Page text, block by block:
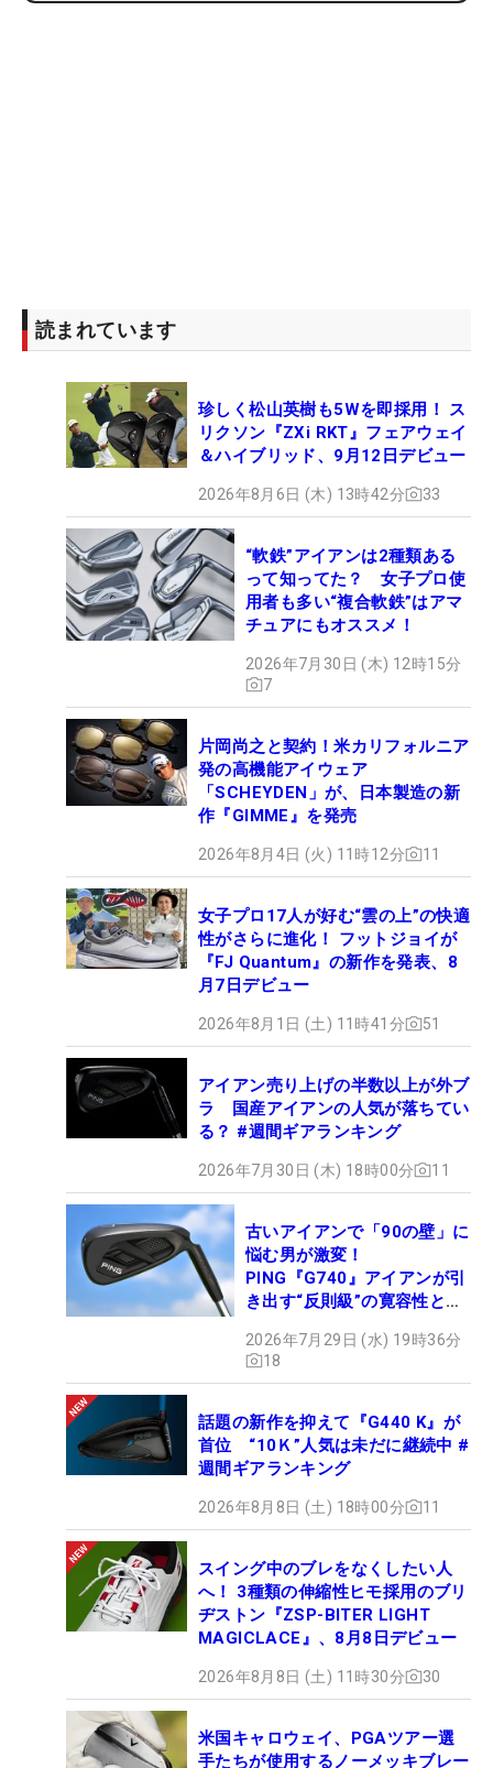
読まれています
珍しく松山英樹も5Wを即採用！ ス
リクソン『ZXi RKT』フェアウェイ
＆ハイブリッド、9月12日デビュー
2026年8月6日 (木) 13時42分 33
“軟鉄”アイアンは2種類ある
って知ってた？ 女子プロ使
用者も多い“複合軟鉄”はアマ
チュアにもオススメ！
2026年7月30日 (木) 12時15分
7
片岡尚之と契約！米カリフォルニア
発の高機能アイウェア
「SCHEYDEN」が、日本製造の新
作『GIMME』を発売
2026年8月4日 (火) 11時12分 11
女子プロ17人が好む“雲の上”の快適
性がさらに進化！ フットジョイが
『FJ Quantum』の新作を発表、8
月7日デビュー
2026年8月1日 (土) 11時41分 51
アイアン売り上げの半数以上が外ブ
ラ 国産アイアンの人気が落ちてい
る？ #週間ギアランキング
2026年7月30日 (木) 18時00分 11
古いアイアンで「90の壁」に
悩む男が激変！
PING『G740』アイアンが引
き出す“反則級”の寛容性と飛
2026年7月29日 (水) 19時36分
18
話題の新作を抑えて『G440 K』が
首位 “10Ｋ”人気は未だに継続中 #
週間ギアランキング
2026年8月8日 (土) 18時00分 11
スイング中のブレをなくしたい人
へ！ 3種類の伸縮性ヒモ採用のブリ
ヂストン『ZSP-BITER LIGHT
MAGICLACE』、8月8日デビュー
2026年8月8日 (土) 11時30分 30
米国キャロウェイ、PGAツアー選
手たちが使用するノーメッキブレー